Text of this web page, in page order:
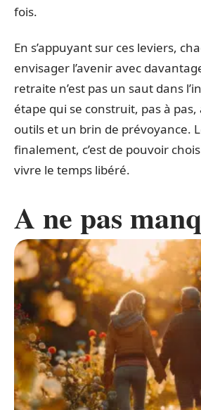
fois.
En s’appuyant sur ces leviers,
envisager l’avenir avec
retraite n’est pas un saut dans
étape qui se construit, pas à pas,
outils et un brin de prévoyance.
finalement, c’est de pouvoir
vivre le temps libéré.
A ne pas